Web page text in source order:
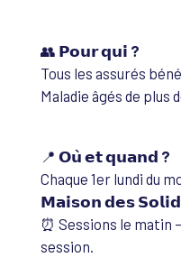
👥 𝗣𝗼𝘂𝗿 𝗾𝘂𝗶 ?
Tous les assurés
Maladie âgés de plus
📍 𝗢𝘂̀ 𝗲𝘁 𝗾𝘂𝗮𝗻𝗱 ?
Chaque 1er lundi du
𝗠𝗮𝗶𝘀𝗼𝗻 𝗱𝗲𝘀
⏰ Sessions le matin
session.